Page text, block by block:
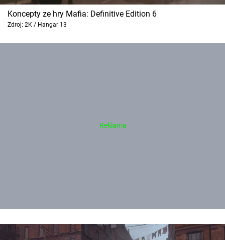
Koncepty ze hry Mafia: Definitive Edition 6
Zdroj: 2K / Hangar 13